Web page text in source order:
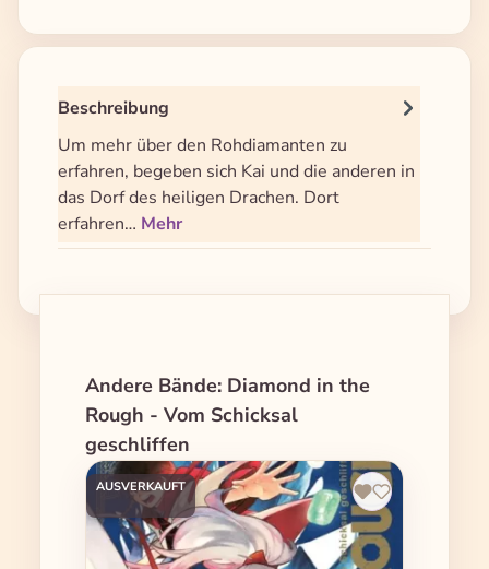
Beschreibung
Um mehr über den Rohdiamanten zu
erfahren, begeben sich Kai und die anderen in
das Dorf des heiligen Drachen. Dort
erfahren… Mehr
Produktgalerie überspringen
Andere Bände: Diamond in the
Rough - Vom Schicksal
geschliffen
AUSVERKAUFT